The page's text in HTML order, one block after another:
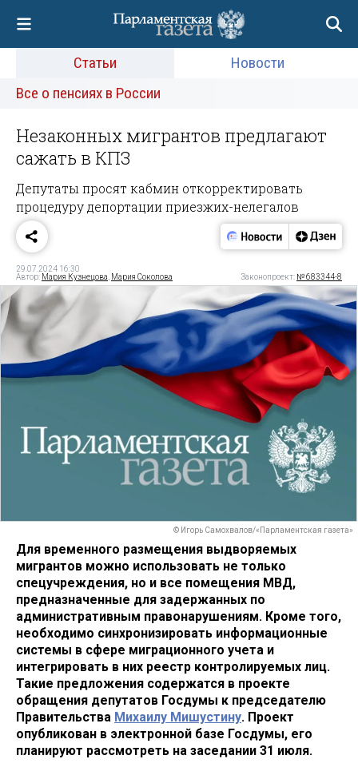
Статьи
Новости
Все о пенсиях в России
Незаконных мигрантов предлагают
сажать в КПЗ
Депутаты просят кабмин откорректировать
процедуру депортации приезжих-нелегалов
29.07.2024 16:30
Автор: Мария Кузнецова Мария Соколова Законопроект: № 683344-8
© Игорь Самохвалов/«Парламентская газета»
Для временного размещения выдворяемых
мигрантов можно использовать не только
спецучреждения, но и все помещения МВД,
предназначенные для задержанных по
административным правонарушениям. Кроме того,
необходимо синхронизировать информационные
системы в сфере миграционного учета и
интегрировать в них реестр контролируемых лиц.
Такие предложения содержатся в проекте
обращения депутатов Госдумы к председателю
Правительства Михаилу Мишустину. Проект
опубликован в электронной базе Госдумы, его
планируют рассмотреть на заседании 31 июля.